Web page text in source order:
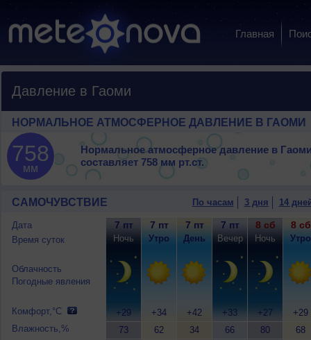
Главная
Давление в Гаоми
НОРМАЛЬНОЕ АТМОСФЕРНОЕ ДАВЛЕНИЕ В ГАОМИ
758
мм
Нормальное атмосферное давление в
составляет 758 мм рт.ст.
САМОЧУВСТВИЕ По часам 3 дня 14
Дата
Время суток
Облачность
Погодные явления
Комфорт,°C
Влажность,%
7 пт
Ночь
+29
73
7 пт
Утро
+34
62
7 пт
День
+42
34
7 пт
Вечер
+33
66
8 сб
Ночь
+27
80
8 сб
Утро
+29
68